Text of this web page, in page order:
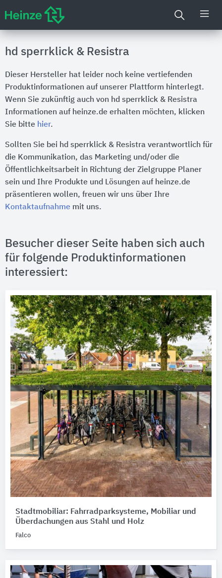
hd sperrklick & Resistra
Dieser Hersteller hat leider noch keine vertiefenden
Produktinformationen auf unserer Plattform hinterlegt.
Wenn Sie zukünftig auch von hd sperrklick & Resistra
Informationen auf heinze.de erhalten möchten, klicken
Sie bitte hier.
Sollten Sie bei hd sperrklick & Resistra verantwortlich für
die Kommunikation, das Marketing und/oder die
Öffentlichkeitsarbeit in Richtung der Zielgruppe Planer
sein und Ihre Produkte und Lösungen auf heinze.de
präsentieren wollen, freuen wir uns über Ihre
Kontaktaufnahme mit uns.
Besucher dieser Seite haben sich auch
für folgende Produktinformationen
interessiert:
Stadtmobiliar: Fahrradparksysteme, Mobiliar und
Überdachungen aus Stahl und Holz
Falco